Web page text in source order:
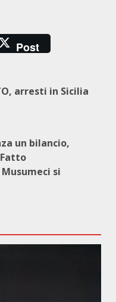
Post
arresti in Sicilia
un bilancio,
si